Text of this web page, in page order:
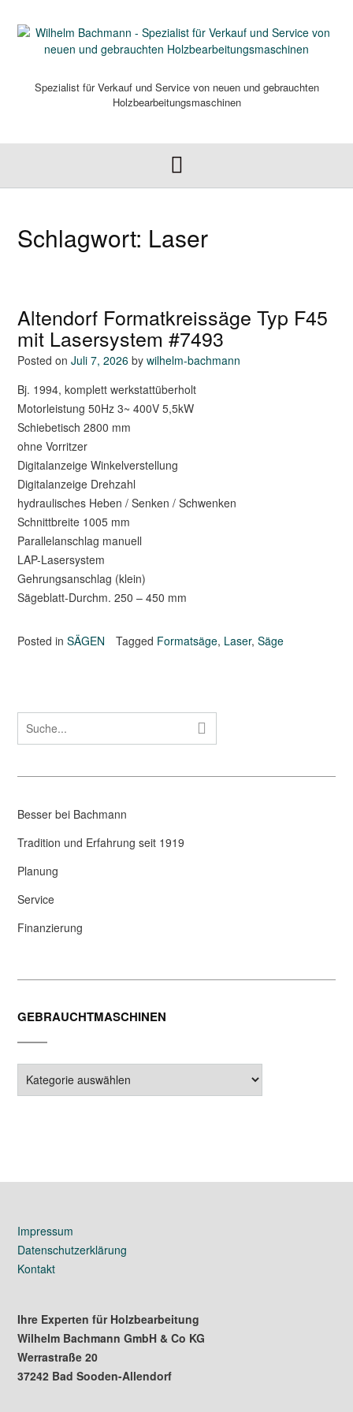
content
Spezialist für Verkauf und Service von neuen und gebrauchten
Holzbearbeitungsmaschinen
Schlagwort: Laser
Altendorf Formatkreissäge Typ F45
mit Lasersystem #7493
Posted on Juli 7, 2026 by wilhelm-bachmann
Bj. 1994, komplett werkstattüberholt
Motorleistung 50Hz 3~ 400V 5,5kW
Schiebetisch 2800 mm
ohne Vorritzer
Digitalanzeige Winkelverstellung
Digitalanzeige Drehzahl
hydraulisches Heben / Senken / Schwenken
Schnittbreite 1005 mm
Parallelanschlag manuell
LAP-Lasersystem
Gehrungsanschlag (klein)
Sägeblatt-Durchm. 250 – 450 mm
Posted in SÄGEN Tagged Formatsäge, Laser, Säge
Besser bei Bachmann
Tradition und Erfahrung seit 1919
Planung
Service
Finanzierung
GEBRAUCHTMASCHINEN
Impressum
Datenschutzerklärung
Kontakt
Ihre Experten für Holzbearbeitung
Wilhelm Bachmann GmbH & Co KG
Werrastraße 20
37242 Bad Sooden-Allendorf